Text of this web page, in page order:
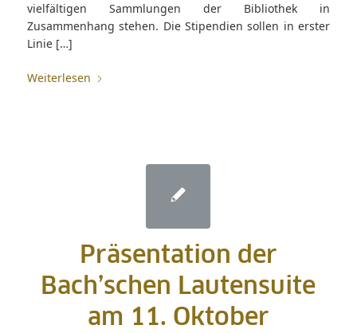
vielfältigen Sammlungen der Bibliothek in
Zusammenhang stehen. Die Stipendien sollen in erster
Linie […]
Weiterlesen
Präsentation der
Bach’schen Lautensuite
am 11. Oktober